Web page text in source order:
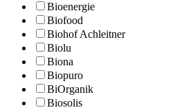
Bioenergie
Biofood
Biohof Achleitner
Biolu
Biona
Biopuro
BiOrganik
Biosolis